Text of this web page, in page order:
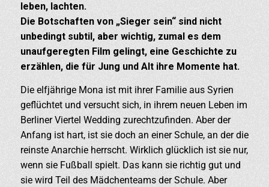
leben, lachten.
Die Botschaften von „Sieger sein“ sind nicht
unbedingt subtil, aber wichtig, zumal es dem
unaufgeregten Film gelingt, eine Geschichte zu
erzählen, die für Jung und Alt ihre Momente hat.
Die elfjährige Mona ist mit ihrer Familie aus Syrien
geflüchtet und versucht sich, in ihrem neuen Leben im
Berliner Viertel Wedding zurechtzufinden. Aber der
Anfang ist hart, ist sie doch an einer Schule, an der die
reinste Anarchie herrscht. Wirklich glücklich ist sie nur,
wenn sie Fußball spielt. Das kann sie richtig gut und
sie wird Teil des Mädchenteams der Schule. Aber